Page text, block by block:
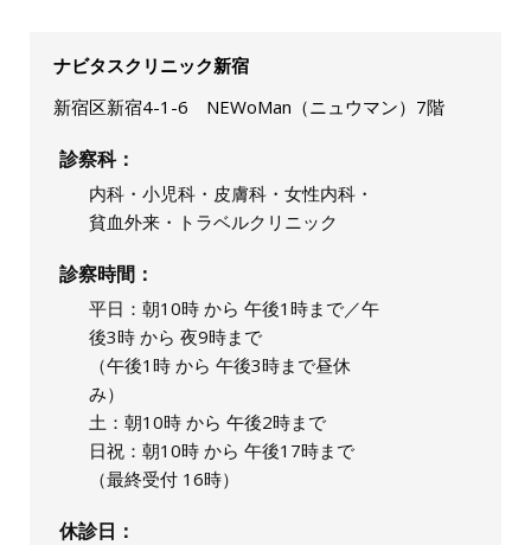
ナビタスクリニック新宿
新宿区新宿4-1-6 NEWoMan（ニュウマン）7階
診察科
内科・小児科・皮膚科・女性内科・
貧血外来・トラベルクリニック
診察時間
平日：朝10時 から 午後1時まで／午
後3時 から 夜9時まで
（午後1時 から 午後3時まで昼休
み）
土：朝10時 から 午後2時まで
日祝：朝10時 から 午後17時まで
（最終受付 16時）
休診日